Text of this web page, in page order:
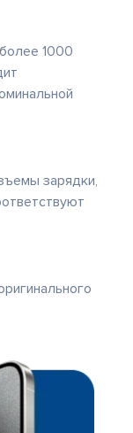
1000
зарядки,